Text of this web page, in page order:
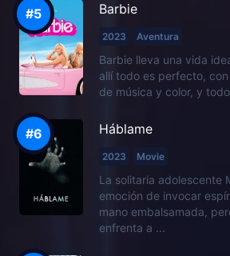
Barbie
2023 Aventura
Barbie lleva una vida
allí todo es perfecto,
de música y color, y
Háblame
2023 Movie
La solitaria adolescente
emoción de invocar
mano embalsamada,
enfrenta a ...